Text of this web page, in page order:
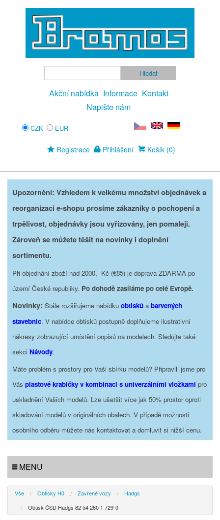
Akční nabídka Informace Kontakt
Napište nám
CZK EUR
Registrace Přihlášení Košík (0)
Upozornění: Vzhledem k velkému množství objednávek a
reorganizaci e-shopu prosíme zákazníky o pochopení a
trpělivost, objednávky jsou vyřizovány, jen pomaleji.
Zároveň se můžete těšit na novinky i doplnění
sortimentu.
Při objednání zboží nad 2000,- Kč (€85) je doprava ZDARMA po
území České republiky. Po dohodě zasíláme po celé Evropě.
Novinky: Stále rozšiřujeme nabídku obtisků a barvených
stavebnic. V nabídce obtisků postupně doplňujeme ilustrativní
nákresy zobrazující umístění popisů na modelech. Sledujte také
sekci Návody.
Máte problém s prostory pro Vaši sbírku modelů? Připravili jsme pro
Vás plastové krabičky v kombinaci s univerzálními vložkami pro
uskladnění Vašich modelů. Lze ušetšit více jak 50% prostor oproti
skladování modelů v originálních obalech. V případě možnosti
osobního odběru můžete nás kontaktovat a domluvit si nižší cenu.
MENU
Vše Obtisky H0 Zavřené vozy
Hadgs
Obtisk ČSD Hadgs 82 54 260 1 729-0